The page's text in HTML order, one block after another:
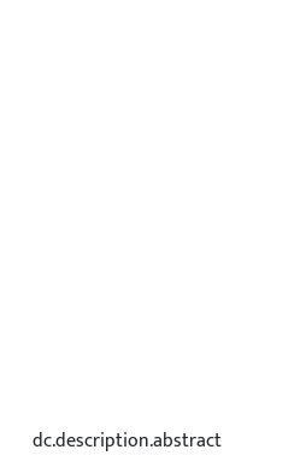
dc.description.abstract